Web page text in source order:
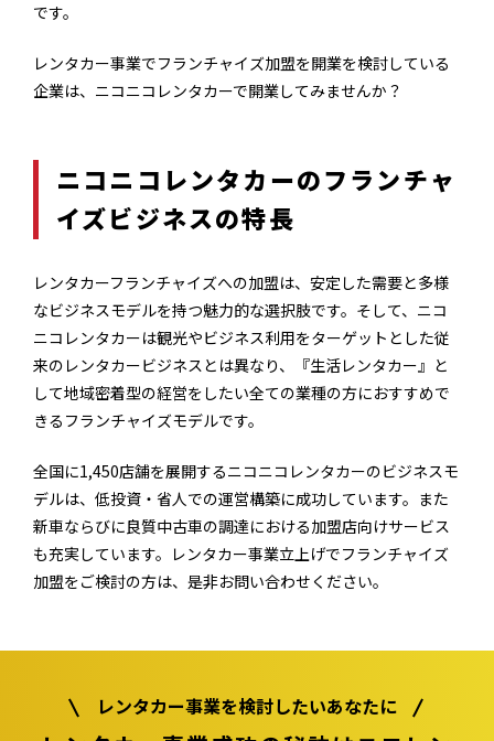
です。
レンタカー事業でフランチャイズ加盟を開業を検討している
企業は、ニコニコレンタカーで開業してみませんか？
ニコニコレンタカーのフランチャ
イズビジネスの特長
レンタカーフランチャイズへの加盟は、安定した需要と多様
なビジネスモデルを持つ魅力的な選択肢です。そして、ニコ
ニコレンタカーは観光やビジネス利用をターゲットとした従
来のレンタカービジネスとは異なり、『生活レンタカー』と
して地域密着型の経営をしたい全ての業種の方におすすめで
きるフランチャイズモデルです。
全国に1,450店舗を展開するニコニコレンタカーのビジネスモ
デルは、低投資・省人での運営構築に成功しています。また
新車ならびに良質中古車の調達における加盟店向けサービス
も充実しています。レンタカー事業立上げでフランチャイズ
加盟をご検討の方は、是非お問い合わせください。
レンタカー事業を検討したいあなたに